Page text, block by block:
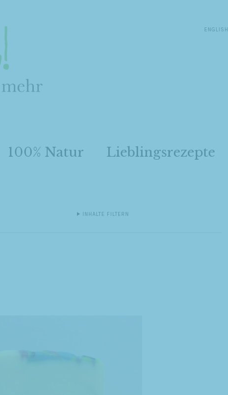
ENGLISH
100% Natur Lieblingsrezepte
INHALTE FILTERN